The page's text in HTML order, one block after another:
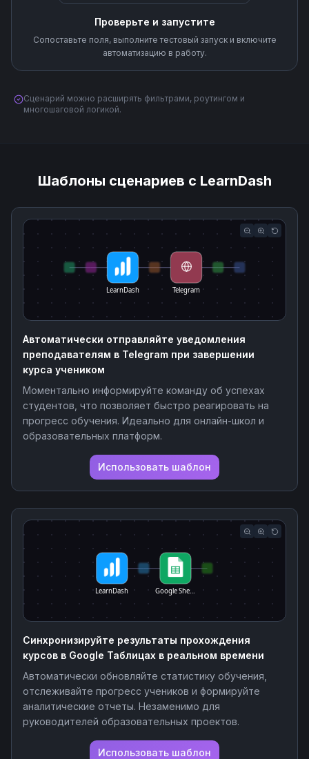
Проверьте и запустите
Сопоставьте поля, выполните тестовый запуск и включите
автоматизацию в работу.
Сценарий можно расширять фильтрами, роутингом и
многошаговой логикой.
Шаблоны сценариев с LearnDash
LearnDash Telegram
Автоматически отправляйте уведомления
преподавателям в Telegram при завершении
курса учеником
Моментально информируйте команду об успехах
студентов, что позволяет быстро реагировать на
прогресс обучения. Идеально для онлайн-школ и
образовательных платформ.
Использовать шаблон
LearnDash Google She…
Синхронизируйте результаты прохождения
курсов в Google Таблицах в реальном времени
Автоматически обновляйте статистику обучения,
отслеживайте прогресс учеников и формируйте
аналитические отчеты. Незаменимо для
руководителей образовательных проектов.
Использовать шаблон